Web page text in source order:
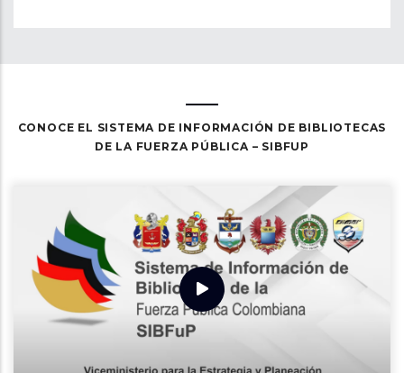
CONOCE EL SISTEMA DE INFORMACIÓN DE BIBLIOTECAS
DE LA FUERZA PÚBLICA – SIBFUP